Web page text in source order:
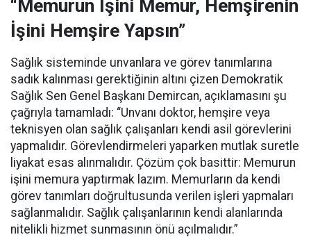
“Memurun İşini Memur, Hemşirenin
İşini Hemşire Yapsın”
Sağlık sisteminde unvanlara ve görev tanımlarına
sadık kalınması gerektiğinin altını çizen Demokratik
Sağlık Sen Genel Başkanı Demircan, açıklamasını şu
çağrıyla tamamladı: “Unvanı doktor, hemşire veya
teknisyen olan sağlık çalışanları kendi asil görevlerini
yapmalıdır. Görevlendirmeleri yaparken mutlak suretle
liyakat esas alınmalıdır. Çözüm çok basittir: Memurun
işini memura yaptırmak lazım. Memurların da kendi
görev tanımları doğrultusunda verilen işleri yapmaları
sağlanmalıdır. Sağlık çalışanlarının kendi alanlarında
nitelikli hizmet sunmasının önü açılmalıdır.”